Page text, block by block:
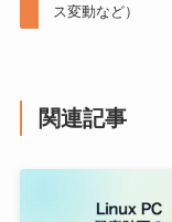
ス変動など）
関連記事